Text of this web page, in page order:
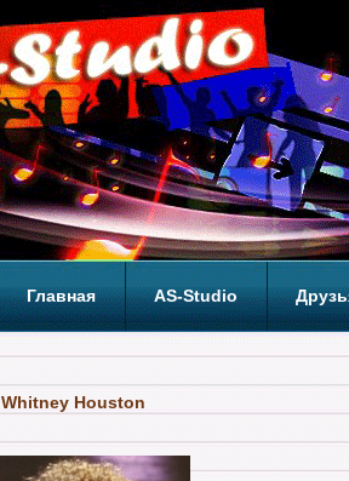
Главная AS-Studio
Whitney Houston